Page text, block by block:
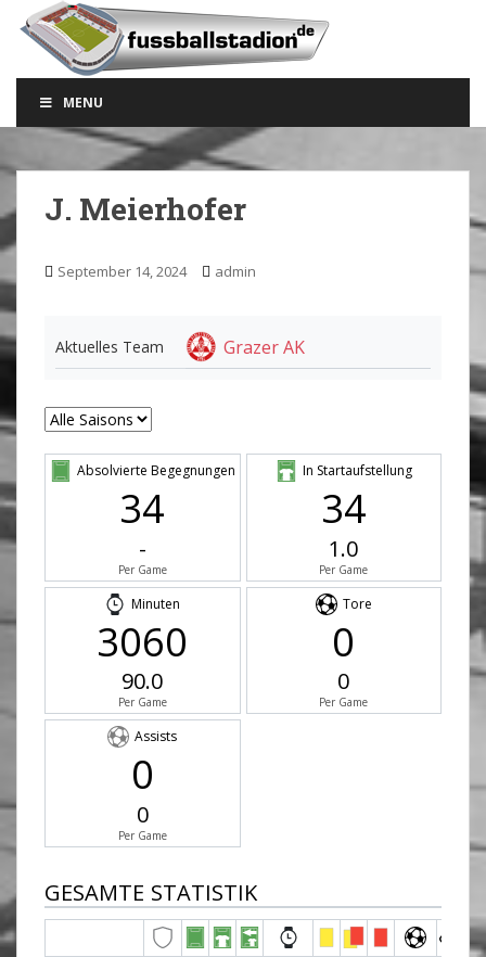
m
i
o
n
t
e
t
MENU
J. Meierhofer
September 14, 2024 admin
Aktuelles Team Grazer AK
Absolvierte Begegnungen
34
-
Per Game
In Startaufstellung
34
1.0
Per Game
Minuten
3060
90.0
Per Game
Tore
0
0
Per Game
Assists
0
0
Per Game
GESAMTE STATISTIK